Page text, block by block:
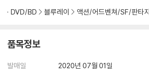
DVD/BD 블루레이 액션/어드벤쳐/SF/판타지
품목정보
발매일
2020년 07월 01일